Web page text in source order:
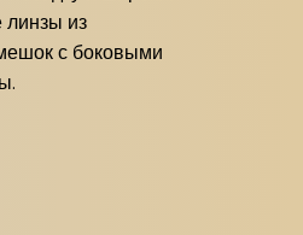
линзы из
с боковыми